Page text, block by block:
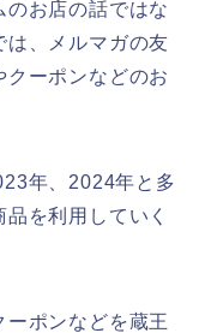
のお店の話ではな
は、メルマガの友
ーポンなどのお
年、2024年と多
を利用していく
ポンなどを蔵王